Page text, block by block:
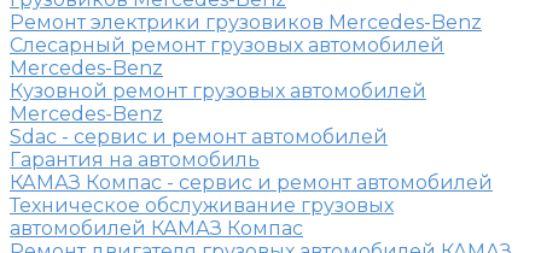
Ремонт электрики грузовиков Mercedes-Benz
Слесарный ремонт грузовых автомобилей
Mercedes-Benz
Кузовной ремонт грузовых автомобилей
Mercedes-Benz
Sdac - сервис и ремонт автомобилей
Гарантия на автомобиль
КАМАЗ Компас - сервис и ремонт автомобилей
Техническое обслуживание грузовых
автомобилей КАМАЗ Компас